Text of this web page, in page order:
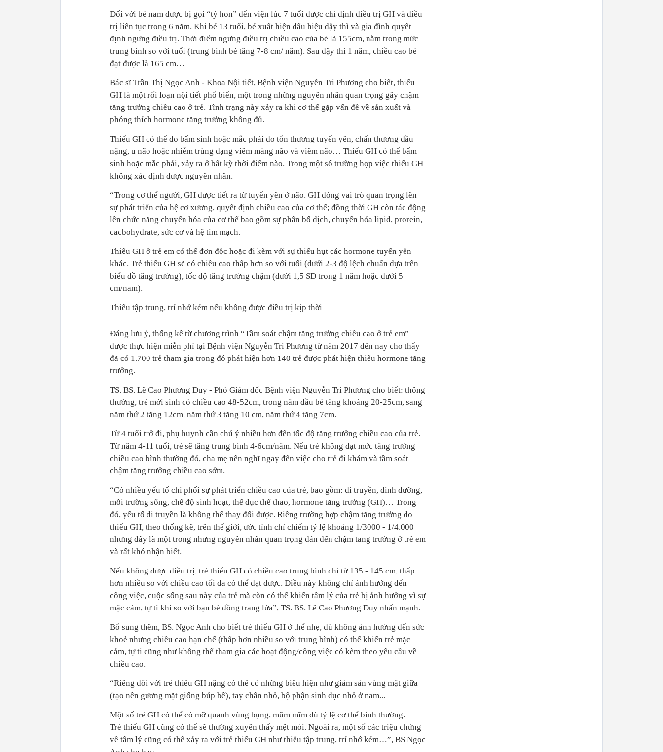
Đối với bé nam được bị gọi “tý hon” đến viện lúc 7 tuổi được chỉ định điều trị GH và điều
trị liên tục trong 6 năm. Khi bé 13 tuổi, bé xuất hiện dấu hiệu dậy thì và gia đình quyết
định ngưng điều trị. Thời điểm ngưng điều trị chiều cao của bé là 155cm, nằm trong mức
trung bình so với tuổi (trung bình bé tăng 7-8 cm/ năm). Sau dậy thì 1 năm, chiều cao bé
đạt được là 165 cm…
Bác sĩ Trần Thị Ngọc Anh - Khoa Nội tiết, Bệnh viện Nguyễn Tri Phương cho biết, thiếu
GH là một rối loạn nội tiết phổ biến, một trong những nguyên nhân quan trọng gây chậm
tăng trưởng chiều cao ở trẻ. Tình trạng này xảy ra khi cơ thể gặp vấn đề về sản xuất và
phóng thích hormone tăng trưởng không đủ.
Thiếu GH có thể do bẩm sinh hoặc mắc phải do tổn thương tuyến yên, chấn thương đầu
nặng, u não hoặc nhiễm trùng dạng viêm màng não và viêm não… Thiếu GH có thể bẩm
sinh hoặc mắc phải, xảy ra ở bất kỳ thời điểm nào. Trong một số trường hợp việc thiếu GH
không xác định được nguyên nhân.
“Trong cơ thể người, GH được tiết ra từ tuyến yên ở não. GH đóng vai trò quan trọng lên
sự phát triển của hệ cơ xương, quyết định chiều cao của cơ thể; đồng thời GH còn tác động
lên chức năng chuyển hóa của cơ thể bao gồm sự phân bố dịch, chuyển hóa lipid, prorein,
cacbohydrate, sức cơ và hệ tim mạch.
Thiếu GH ở trẻ em có thể đơn độc hoặc đi kèm với sự thiếu hụt các hormone tuyến yên
khác. Trẻ thiếu GH sẽ có chiều cao thấp hơn so với tuổi (dưới 2-3 độ lệch chuẩn dựa trên
biểu đồ tăng trưởng), tốc độ tăng trưởng chậm (dưới 1,5 SD trong 1 năm hoặc dưới 5
cm/năm).
Thiếu tập trung, trí nhớ kém nếu không được điều trị kịp thời
Đáng lưu ý, thống kê từ chương trình “Tầm soát chậm tăng trưởng chiều cao ở trẻ em”
được thực hiện miễn phí tại Bệnh viện Nguyễn Tri Phương từ năm 2017 đến nay cho thấy
đã có 1.700 trẻ tham gia trong đó phát hiện hơn 140 trẻ được phát hiện thiếu hormone tăng
trưởng.
TS. BS. Lê Cao Phương Duy - Phó Giám đốc Bệnh viện Nguyễn Tri Phương cho biết: thông
thường, trẻ mới sinh có chiều cao 48-52cm, trong năm đầu bé tăng khoảng 20-25cm, sang
năm thứ 2 tăng 12cm, năm thứ 3 tăng 10 cm, năm thứ 4 tăng 7cm.
Từ 4 tuổi trở đi, phụ huynh cần chú ý nhiều hơn đến tốc độ tăng trưởng chiều cao của trẻ.
Từ năm 4-11 tuổi, trẻ sẽ tăng trung bình 4-6cm/năm. Nếu trẻ không đạt mức tăng trưởng
chiều cao bình thường đó, cha mẹ nên nghĩ ngay đến việc cho trẻ đi khám và tầm soát
chậm tăng trưởng chiều cao sớm.
“Có nhiều yếu tố chi phối sự phát triển chiều cao của trẻ, bao gồm: di truyền, dinh dưỡng,
môi trường sống, chế độ sinh hoạt, thể dục thể thao, hormone tăng trưởng (GH)… Trong
đó, yếu tố di truyền là không thể thay đổi được. Riêng trường hợp chậm tăng trưởng do
thiếu GH, theo thống kê, trên thế giới, ước tính chỉ chiếm tỷ lệ khoảng 1/3000 - 1/4.000
nhưng đây là một trong những nguyên nhân quan trọng dẫn đến chậm tăng trưởng ở trẻ em
và rất khó nhận biết.
Nếu không được điều trị, trẻ thiếu GH có chiều cao trung bình chỉ từ 135 - 145 cm, thấp
hơn nhiều so với chiều cao tối đa có thể đạt được. Điều này không chỉ ảnh hưởng đến
công việc, cuộc sống sau này của trẻ mà còn có thể khiến tâm lý của trẻ bị ảnh hưởng vì sự
mặc cảm, tự ti khi so với bạn bè đồng trang lứa”, TS. BS. Lê Cao Phương Duy nhấn mạnh.
Bổ sung thêm, BS. Ngọc Anh cho biết trẻ thiếu GH ở thể nhẹ, dù không ảnh hưởng đến sức
khoẻ nhưng chiều cao hạn chế (thấp hơn nhiều so với trung bình) có thể khiến trẻ mặc
cảm, tự ti cũng như không thể tham gia các hoạt động/công việc có kèm theo yêu cầu về
chiều cao.
“Riêng đối với trẻ thiếu GH nặng có thể có những biểu hiện như giảm sản vùng mặt giữa
(tạo nên gương mặt giống búp bê), tay chân nhỏ, bộ phận sinh dục nhỏ ở nam...
Một số trẻ GH có thể có mỡ quanh vùng bụng, mũm mĩm dù tỷ lệ cơ thể bình thường.
Trẻ thiếu GH cũng có thể sẽ thường xuyên thấy mệt mỏi. Ngoài ra, một số các triệu chứng
về tâm lý cũng có thể xảy ra với trẻ thiếu GH như thiếu tập trung, trí nhớ kém…”, BS Ngọc